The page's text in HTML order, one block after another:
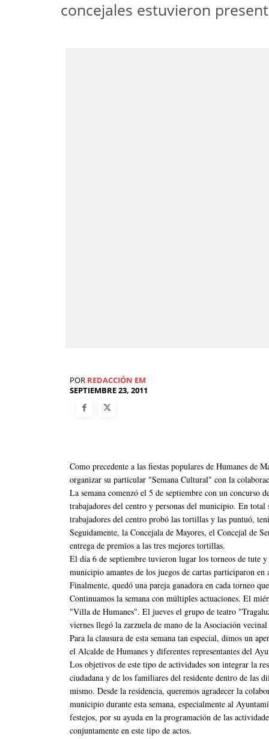
concejales estuvieron
POR REDACCIÓN EM
SEPTIEMBRE 23, 2011
Como precedente a las fiestas populares de Humanes de
organizar su particular "Semana Cultural" con la
La semana comenzó el 5 de septiembre con un
trabajadores del centro y personas del municipio. En
trabajadores del centro probó las tortillas y las puntuó,
Seguidamente, la Concejala de Mayores, el Concejal de
entrega de premios a las tres mejores tortillas.
El día 6 de septiembre tuvieron lugar los torneos de tute
municipio amantes de los juegos de cartas participaron
Finalmente, quedó una pareja ganadora en cada torneo
Continuamos la semana con múltiples actuaciones. El
"Villa de Humanes". El jueves el grupo de teatro
viernes llegó la zarzuela de mano de la Asociación
Para la clausura de esta semana tan especial, dimos un
el Alcalde de Humanes y diferentes representantes del
Los objetivos de este tipo de actividades son integrar la
ciudadana y de los familiares del residente dentro de las
mismo. Desde la residencia, queremos agradecer la
municipio durante esta semana, especialmente al
festejos, por su ayuda en la programación de las
conjuntamente en este tipo de actos.